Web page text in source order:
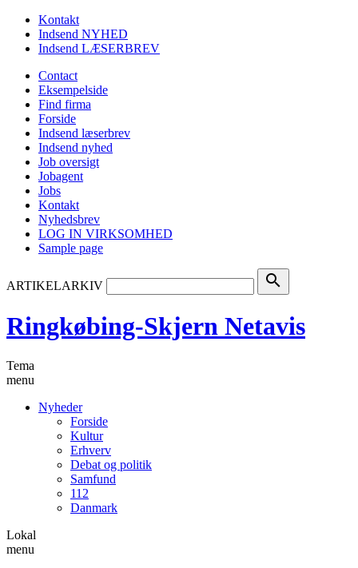
Kontakt
Indsend NYHED
Indsend LÆSERBREV
Contact
Eksempelside
Find firma
Forside
Indsend læserbrev
Indsend nyhed
Job oversigt
Jobagent
Jobs
Kontakt
Nyhedsbrev
LOG IN VIRKSOMHED
Sample page
ARTIKELARKIV search
Ringkøbing-Skjern Netavis
Tema
menu
Nyheder
Forside
Kultur
Erhverv
Debat og politik
Samfund
112
Danmark
Lokal
menu